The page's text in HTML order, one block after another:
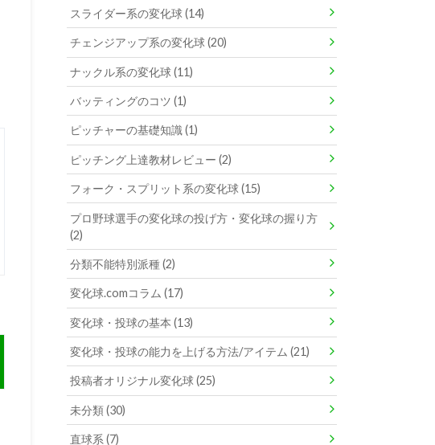
スライダー系の変化球 (14)
チェンジアップ系の変化球 (20)
ナックル系の変化球 (11)
バッティングのコツ (1)
ピッチャーの基礎知識 (1)
ピッチング上達教材レビュー (2)
フォーク・スプリット系の変化球 (15)
プロ野球選手の変化球の投げ方・変化球の握り方
(2)
分類不能特別派種 (2)
変化球.comコラム (17)
変化球・投球の基本 (13)
変化球・投球の能力を上げる方法/アイテム (21)
投稿者オリジナル変化球 (25)
未分類 (30)
直球系 (7)